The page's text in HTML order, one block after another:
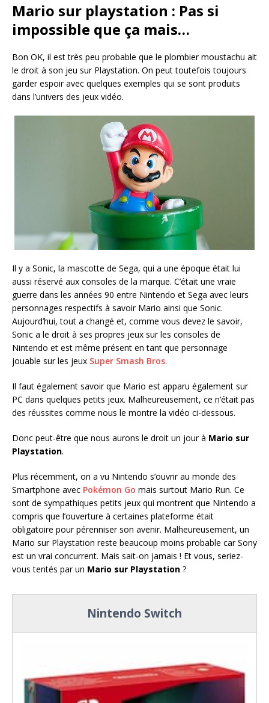
Mario sur playstation : Pas si
impossible que ça mais…
Bon OK, il est très peu probable que le plombier moustachu ait
le droit à son jeu sur Playstation. On peut toutefois toujours
garder espoir avec quelques exemples qui se sont produits
dans l’univers des jeux vidéo.
Il y a Sonic, la mascotte de Sega, qui a une époque était lui
aussi réservé aux consoles de la marque. C’était une vraie
guerre dans les années 90 entre Nintendo et Sega avec leurs
personnages respectifs à savoir Mario ainsi que Sonic.
Aujourd’hui, tout a changé et, comme vous devez le savoir,
Sonic a le droit à ses propres jeux sur les consoles de
Nintendo et est même présent en tant que personnage
jouable sur les jeux Super Smash Bros.
Il faut également savoir que Mario est apparu également sur
PC dans quelques petits jeux. Malheureusement, ce n’était pas
des réussites comme nous le montre la vidéo ci-dessous.
Donc peut-être que nous aurons le droit un jour à Mario sur
Playstation.
Plus récemment, on a vu Nintendo s’ouvrir au monde des
Smartphone avec Pokémon Go mais surtout Mario Run. Ce
sont de sympathiques petits jeux qui montrent que Nintendo a
compris que l’ouverture à certaines plateforme était
obligatoire pour pérenniser son avenir. Malheureusement, un
Mario sur Playstation reste beaucoup moins probable car Sony
est un vrai concurrent. Mais sait-on jamais ! Et vous, seriez-
vous tentés par un Mario sur Playstation ?
Nintendo Switch